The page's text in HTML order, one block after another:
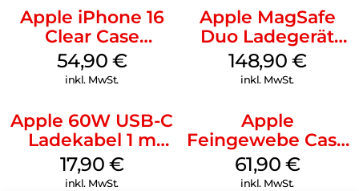
Apple iPhone 16
Clear Case
MagSafe
Transparent
54,90 €
inkl. MwSt.
Apple MagSafe
Duo Ladegerät
Weiß
148,90 €
inkl. MwSt.
Apple 60W USB-C
Ladekabel 1 m
Weiß
17,90 €
inkl. MwSt.
Apple
Feingewebe Case
iPhone 15 Pro
MagSafe Schwarz
61,90 €
inkl. MwSt.